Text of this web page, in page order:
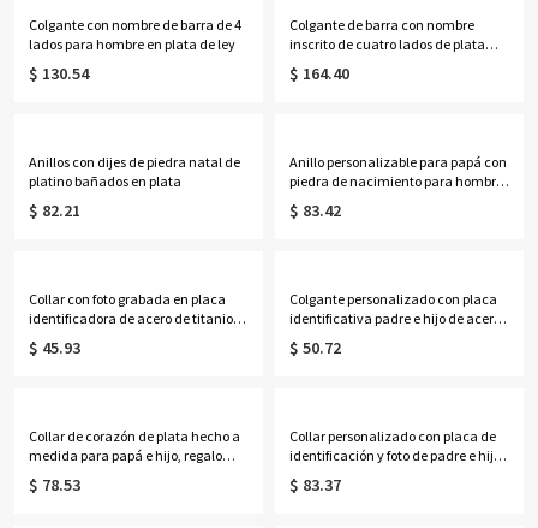
Colgante con nombre de barra de 4
lados para hombre en plata de ley
$ 130.54
Colgante de barra con nombre
inscrito de cuatro lados de plata
chapada en oro de 18 quilates
$ 164.40
Anillos con dijes de piedra natal de
platino bañados en plata
$ 82.21
Anillo personalizable para papá con
piedra de nacimiento para hombre,
chapado en oro y plata
$ 83.42
Collar con foto grabada en placa
identificadora de acero de titanio
negro
$ 45.93
Colgante personalizado con placa
identificativa padre e hijo de acero
y titanio
$ 50.72
Collar de corazón de plata hecho a
medida para papá e hijo, regalo
para mujer/mamá/ella/amante
$ 78.53
Collar personalizado con placa de
identificación y foto de padre e hija
grabada
$ 83.37